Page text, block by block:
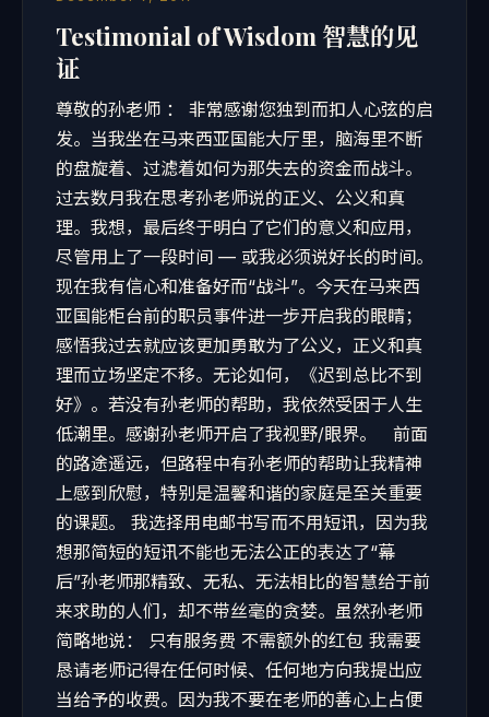
Testimonial of Wisdom 智慧的见
证
尊敬的孙老师 ： 非常感谢您独到而扣人心弦的启
发。当我坐在马来西亚国能大厅里，脑海里不断
的盘旋着、过滤着如何为那失去的资金而战斗。
过去数月我在思考孙老师说的正义、公义和真
理。我想，最后终于明白了它们的意义和应用，
尽管用上了一段时间 — 或我必须说好长的时间。
现在我有信心和准备好而“战斗”。今天在马来西
亚国能柜台前的职员事件进一步开启我的眼睛；
感悟我过去就应该更加勇敢为了公义，正义和真
理而立场坚定不移。无论如何，《迟到总比不到
好》。若没有孙老师的帮助，我依然受困于人生
低潮里。感谢孙老师开启了我视野/眼界。 前面
的路途遥远，但路程中有孙老师的帮助让我精神
上感到欣慰，特别是温馨和谐的家庭是至关重要
的课题。 我选择用电邮书写而不用短讯，因为我
想那简短的短讯不能也无法公正的表达了“幕
后”孙老师那精致、无私、无法相比的智慧给于前
来求助的人们，却不带丝毫的贪婪。虽然孙老师
简略地说： 只有服务费 不需额外的红包 我需要
恳请老师记得在任何时候、任何地方向我提出应
当给予的收费。因为我不要在老师的善心上占便